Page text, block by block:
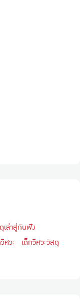
ล่าสู่กันฟัง
ศวะ
เด็กวิศวะวัสดุ